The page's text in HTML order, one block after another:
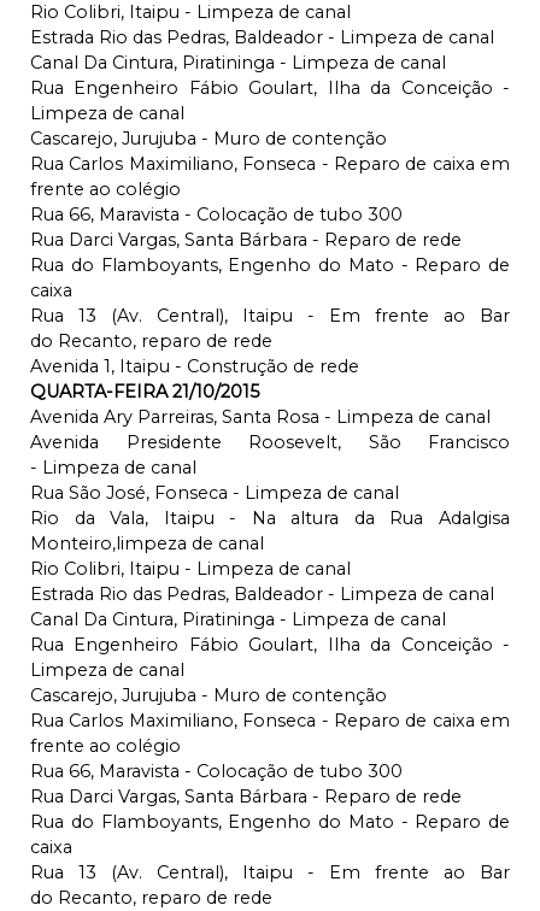
Rio Colibri, Itaipu - Limpeza de canal
Estrada Rio das Pedras, Baldeador - Limpeza de canal
Canal Da Cintura, Piratininga - Limpeza de canal
Rua Engenheiro Fábio Goulart, Ilha da Conceição -
Limpeza de canal
Cascarejo, Jurujuba - Muro de contenção
Rua Carlos Maximiliano, Fonseca - Reparo de caixa em
frente ao colégio
Rua 66, Maravista - Colocação de tubo 300
Rua Darci Vargas, Santa Bárbara - Reparo de rede
Rua do Flamboyants, Engenho do Mato - Reparo de
caixa
Rua 13 (Av. Central), Itaipu - Em frente ao Bar
do Recanto, reparo de rede
Avenida 1, Itaipu - Construção de rede
QUARTA-FEIRA 21/10/2015
Avenida Ary Parreiras, Santa Rosa - Limpeza de canal
Avenida Presidente Roosevelt, São Francisco
- Limpeza de canal
Rua São José, Fonseca - Limpeza de canal
Rio da Vala, Itaipu - Na altura da Rua Adalgisa
Monteiro,limpeza de canal
Rio Colibri, Itaipu - Limpeza de canal
Estrada Rio das Pedras, Baldeador - Limpeza de canal
Canal Da Cintura, Piratininga - Limpeza de canal
Rua Engenheiro Fábio Goulart, Ilha da Conceição -
Limpeza de canal
Cascarejo, Jurujuba - Muro de contenção
Rua Carlos Maximiliano, Fonseca - Reparo de caixa em
frente ao colégio
Rua 66, Maravista - Colocação de tubo 300
Rua Darci Vargas, Santa Bárbara - Reparo de rede
Rua do Flamboyants, Engenho do Mato - Reparo de
caixa
Rua 13 (Av. Central), Itaipu - Em frente ao Bar
do Recanto, reparo de rede